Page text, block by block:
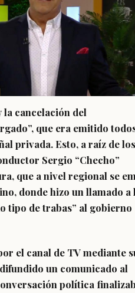
cancelación del
que era emitido
privada. Esto, a raíz de los
Sergio “Checho”
que a nivel regional se
donde hizo un llamado a
tipo de trabas” al gobierno
el canal de TV mediante
un comunicado al
política